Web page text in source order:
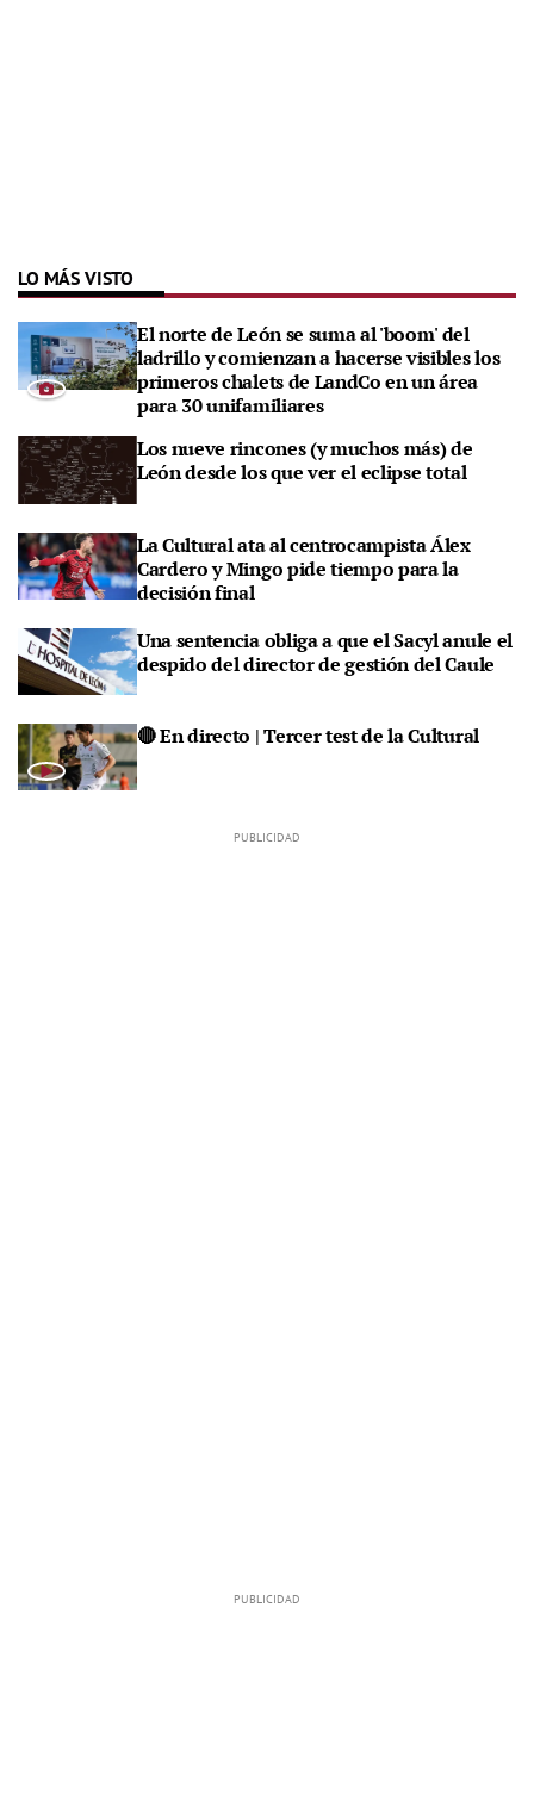
LO MÁS VISTO
El norte de León se suma al 'boom' del
ladrillo y comienzan a hacerse visibles los
primeros chalets de LandCo en un área
para 30 unifamiliares
Los nueve rincones (y muchos más) de
León desde los que ver el eclipse total
La Cultural ata al centrocampista Álex
Cardero y Mingo pide tiempo para la
decisión final
Una sentencia obliga a que el Sacyl anule el
despido del director de gestión del Caule
🔴 En directo | Tercer test de la Cultural